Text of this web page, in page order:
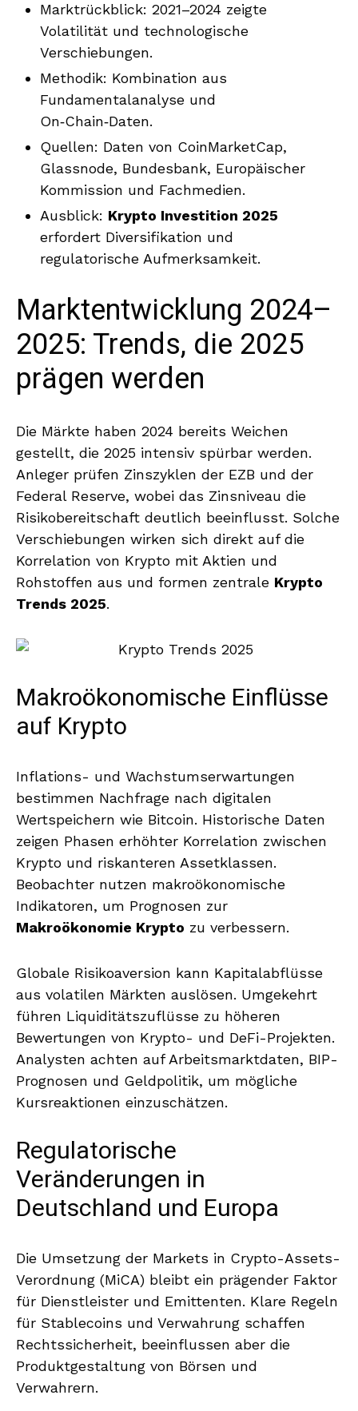
Marktrückblick: 2021–2024 zeigte
Volatilität und technologische
Verschiebungen.
Methodik: Kombination aus
Fundamentalanalyse und
On‑Chain‑Daten.
Quellen: Daten von CoinMarketCap,
Glassnode, Bundesbank, Europäischer
Kommission und Fachmedien.
Ausblick: Krypto Investition 2025
erfordert Diversifikation und
regulatorische Aufmerksamkeit.
Marktentwicklung 2024–
2025: Trends, die 2025
prägen werden
Die Märkte haben 2024 bereits Weichen
gestellt, die 2025 intensiv spürbar werden.
Anleger prüfen Zinszyklen der EZB und der
Federal Reserve, wobei das Zinsniveau die
Risikobereitschaft deutlich beeinflusst. Solche
Verschiebungen wirken sich direkt auf die
Korrelation von Krypto mit Aktien und
Rohstoffen aus und formen zentrale Krypto
Trends 2025.
Makroökonomische Einflüsse
auf Krypto
Inflations- und Wachstumserwartungen
bestimmen Nachfrage nach digitalen
Wertspeichern wie Bitcoin. Historische Daten
zeigen Phasen erhöhter Korrelation zwischen
Krypto und riskanteren Assetklassen.
Beobachter nutzen makroökonomische
Indikatoren, um Prognosen zur
Makroökonomie Krypto zu verbessern.
Globale Risikoaversion kann Kapitalabflüsse
aus volatilen Märkten auslösen. Umgekehrt
führen Liquiditätszuflüsse zu höheren
Bewertungen von Krypto- und DeFi-Projekten.
Analysten achten auf Arbeitsmarktdaten, BIP-
Prognosen und Geldpolitik, um mögliche
Kursreaktionen einzuschätzen.
Regulatorische
Veränderungen in
Deutschland und Europa
Die Umsetzung der Markets in Crypto-Assets-
Verordnung (MiCA) bleibt ein prägender Faktor
für Dienstleister und Emittenten. Klare Regeln
für Stablecoins und Verwahrung schaffen
Rechtssicherheit, beeinflussen aber die
Produktgestaltung von Börsen und
Verwahrern.